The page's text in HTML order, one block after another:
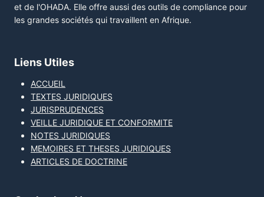
et de l'OHADA. Elle offre aussi des outils de compliance pour
les grandes sociétés qui travaillent en Afrique.
Liens Utiles
ACCUEIL
TEXTES JURIDIQUES
JURISPRUDENCES
VEILLE JURIDIQUE ET CONFORMITE
NOTES JURIDIQUES
MEMOIRES ET THESES JURIDIQUES
ARTICLES DE DOCTRINE